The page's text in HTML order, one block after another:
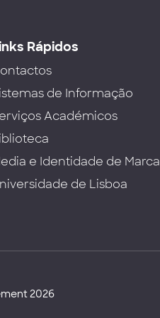
Rápidos
de Informação
Académicos
e Identidade de Marca
de Lisboa
2026